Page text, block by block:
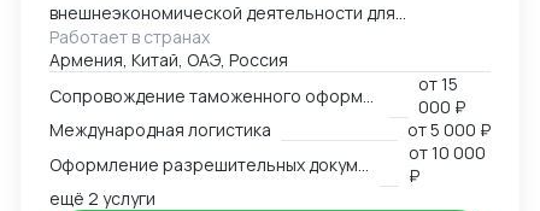
внешнеэкономической деятельности для
участников международного рынка из России и
Армении. Наш опыт в сфере ВЭД более 13 лет
позволяет нам оказывать качественные
консалтинговые услуги для компаний, решивших
выйти на международный рынок. MM Log&Consult
поможет организовать международный бизнес в
Вашей компании в требуемых масштабах: -
Работает в странах
Армения, Китай, ОАЭ, Россия
от15
000 ₽
Международная логистика
от5 000 ₽
от10 000
₽
ещё 2 услуги